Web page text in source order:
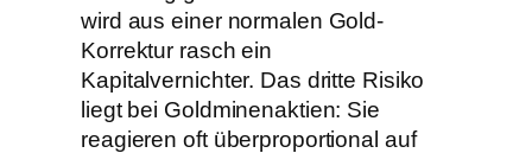
wird aus einer normalen Gold-
Korrektur rasch ein
Kapitalvernichter. Das dritte Risiko
liegt bei Goldminenaktien: Sie
reagieren oft überproportional auf